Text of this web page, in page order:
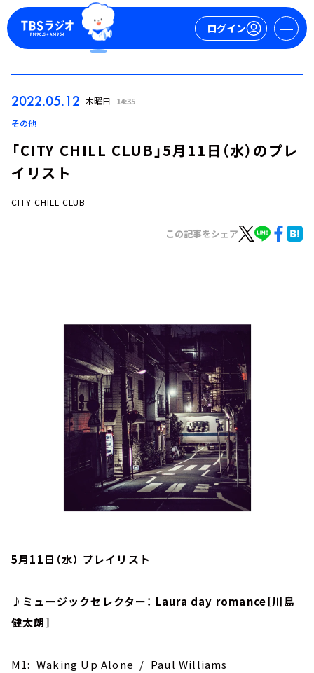
ログイン
お知らせ
イベント・グッズ
YouTube
会社情報
2022.05.12 木曜日 14:35
その他
「CITY CHILL CLUB」5月11日（水）のプレ
イリスト
CITY CHILL CLUB
この記事をシェア
5月11日（水） プレイリスト
♪ミュージックセレクター： Laura day romance［川島
健太朗］
M1: Waking Up Alone / Paul Williams